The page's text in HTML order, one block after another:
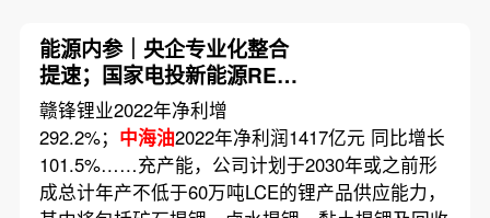
能源内参｜央企专业化整合
提速；国家电投新能源REIT
上市
赣锋锂业2022年净利增
292.2%； 中海油2022年净利润1417亿元 同比增长
101.5%……充产能，公司计划于2030年或之前形
成总计年产不低于60万吨LCE的锂产品供应能力，